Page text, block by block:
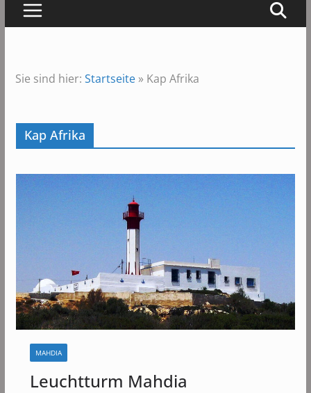
Sie sind hier: Startseite» Kap Afrika
Kap Afrika
MAHDIA
Leuchtturm Mahdia